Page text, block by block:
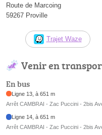
Route de Marcoing
59267 Proville
Trajet Waze
Venir en
En bus
Ligne 13, à 651 m
Arrêt CAMBRAI - Zac Puccini - 2bis
Ligne 14, à 651 m
Arrêt CAMBRAI - Zac Puccini - 2bis